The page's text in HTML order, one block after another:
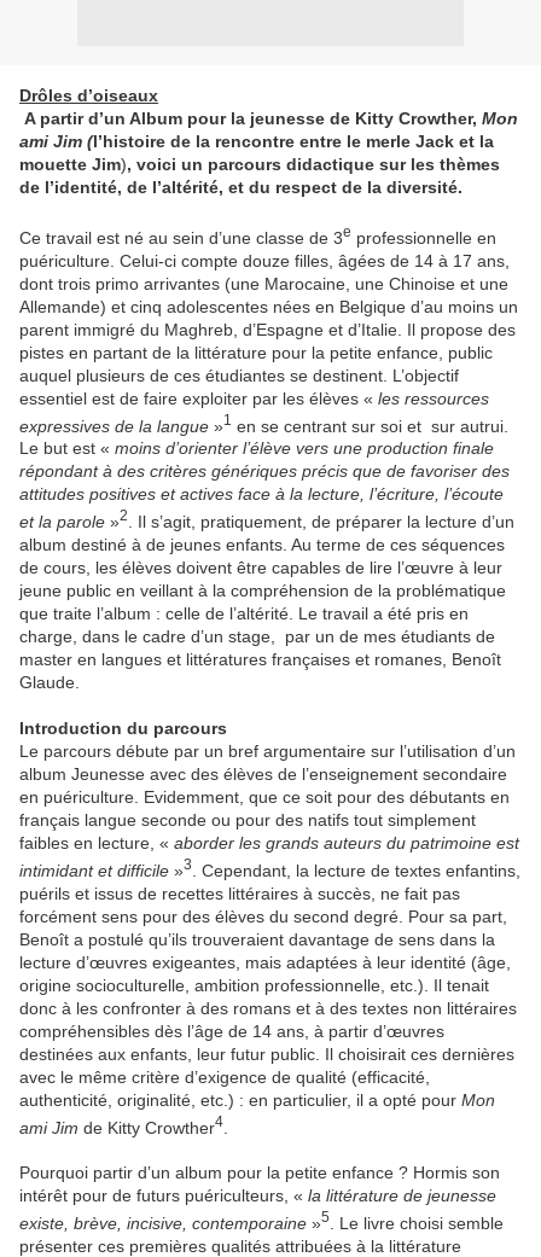
Drôles d’oiseaux
A partir d’un Album pour la jeunesse de Kitty Crowther, Mon
ami Jim (l’histoire de la rencontre entre le merle Jack et la
mouette Jim), voici un parcours didactique sur les thèmes
de l’identité, de l’altérité, et du respect de la diversité.
Ce travail est né au sein d’une classe de 3e professionnelle en
puériculture. Celui-ci compte douze filles, âgées de 14 à 17 ans,
dont trois primo arrivantes (une Marocaine, une Chinoise et une
Allemande) et cinq adolescentes nées en Belgique d’au moins un
parent immigré du Maghreb, d’Espagne et d’Italie. Il propose des
pistes en partant de la littérature pour la petite enfance, public
auquel plusieurs de ces étudiantes se destinent. L’objectif
essentiel est de faire exploiter par les élèves « les ressources
expressives de la langue »1 en se centrant sur soi et sur autrui.
Le but est « moins d’orienter l’élève vers une production finale
répondant à des critères génériques précis que de favoriser des
attitudes positives et actives face à la lecture, l’écriture, l’écoute
et la parole »2
. Il s’agit, pratiquement, de préparer la lecture d’un
album destiné à de jeunes enfants. Au terme de ces séquences
de cours, les élèves doivent être capables de lire l’œuvre à leur
jeune public en veillant à la compréhension de la problématique
que traite l’album : celle de l’altérité. Le travail a été pris en
charge, dans le cadre d’un stage, par un de mes étudiants de
master en langues et littératures françaises et romanes, Benoît
Glaude.
Introduction du parcours
Le parcours débute par un bref argumentaire sur l’utilisation d’un
album Jeunesse avec des élèves de l’enseignement secondaire
en puériculture. Evidemment, que ce soit pour des débutants en
français langue seconde ou pour des natifs tout simplement
faibles en lecture, « aborder les grands auteurs du patrimoine est
intimidant et difficile »3
. Cependant, la lecture de textes enfantins,
puérils et issus de recettes littéraires à succès, ne fait pas
forcément sens pour des élèves du second degré. Pour sa part,
Benoît a postulé qu’ils trouveraient davantage de sens dans la
lecture d’œuvres exigeantes, mais adaptées à leur identité (âge,
origine socioculturelle, ambition professionnelle, etc.). Il tenait
donc à les confronter à des romans et à des textes non littéraires
compréhensibles dès l’âge de 14 ans, à partir d’œuvres
destinées aux enfants, leur futur public. Il choisirait ces dernières
avec le même critère d’exigence de qualité (efficacité,
authenticité, originalité, etc.) : en particulier, il a opté pour Mon
ami Jim de Kitty Crowther4
Pourquoi partir d’un album pour la petite enfance ? Hormis son
intérêt pour de futurs puériculteurs, « la littérature de jeunesse
existe, brève, incisive, contemporaine »5
. Le livre choisi semble
présenter ces premières qualités attribuées à la littérature